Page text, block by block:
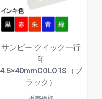
サンビー クイック一行
印
4.5×40mmCOLORS（ブ
ラック）